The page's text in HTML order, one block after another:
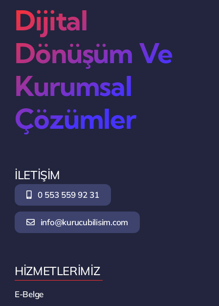
Dijital
Dönüşüm Ve
Kurumsal
Çözümler
İLETİŞİM
0 553 559 92 31
info@kurucubilisim.com
HİZMETLERİMİZ
E-Belge